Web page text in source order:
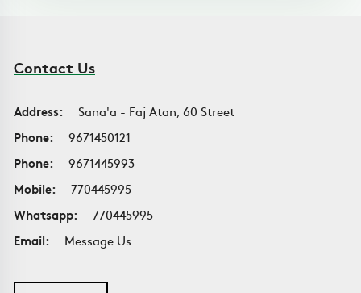
Contact Us
Address:
Sana'a - Faj Atan, 60 Street
Phone:
9671450121
Phone:
9671445993
Mobile:
770445995
Whatsapp:
770445995
Email:
Message Us